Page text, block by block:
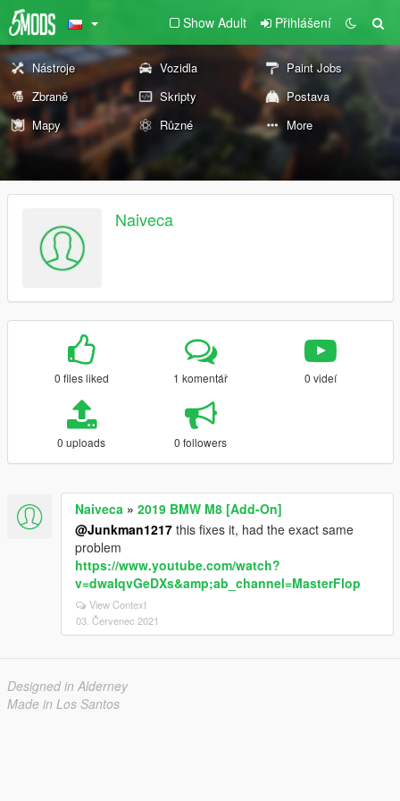
Show Adult Přihlášení
Nástroje Vozidla
Paint Jobs
Zbraně
Skripty
Postava
Mapy
Různé More
Naiveca
0 files liked 1 komentář 0 videí
0 uploads 0 followers
Naiveca » 2019 BMW M8 [Add-On]
@Junkman1217 this fixes it, had the exact same
problem
https://www.youtube.com/watch?
v=dwaIqvGeDXs&amp;ab_channel=MasterFlop
View Context
03. Červenec 2021
Designed in Alderney
Made in Los Santos